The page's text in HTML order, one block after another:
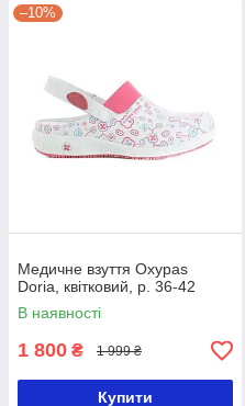
–10%
Медичне взуття Oxypas
Doria, квітковий, р. 36-42
В наявності
1 800 ₴ 1 999 ₴
Купити